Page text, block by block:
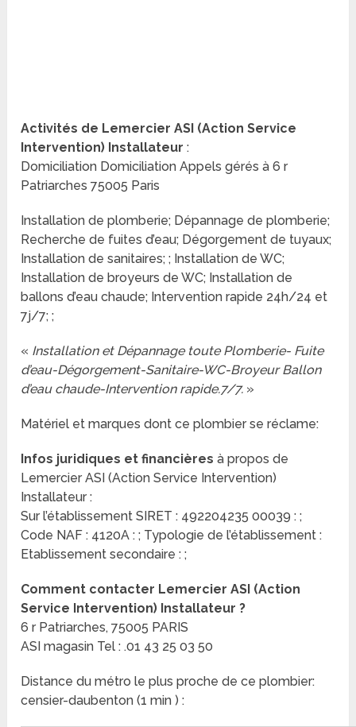
Activités de Lemercier ASI (Action Service
Intervention) Installateur :
Domiciliation Domiciliation Appels gérés à 6 r
Patriarches 75005 Paris
Installation de plomberie; Dépannage de plomberie;
Recherche de fuites d’eau; Dégorgement de tuyaux;
Installation de sanitaires; ; Installation de WC;
Installation de broyeurs de WC; Installation de
ballons d’eau chaude; Intervention rapide 24h/24 et
7j/7; ;
« Installation et Dépannage toute Plomberie- Fuite
d’eau-Dégorgement-Sanitaire-WC-Broyeur Ballon
d’eau chaude-Intervention rapide.7/7. »
Matériel et marques dont ce plombier se réclame:
Infos juridiques et financières à propos de
Lemercier ASI (Action Service Intervention)
Installateur :
Sur l’établissement SIRET : 492204235 00039 : ;
Code NAF : 4120A : ; Typologie de l’établissement :
Etablissement secondaire : ;
Comment contacter Lemercier ASI (Action
Service Intervention) Installateur ?
6 r Patriarches, 75005 PARIS
ASI magasin Tel : .01 43 25 03 50
Distance du métro le plus proche de ce plombier:
censier-daubenton (1 min ) :